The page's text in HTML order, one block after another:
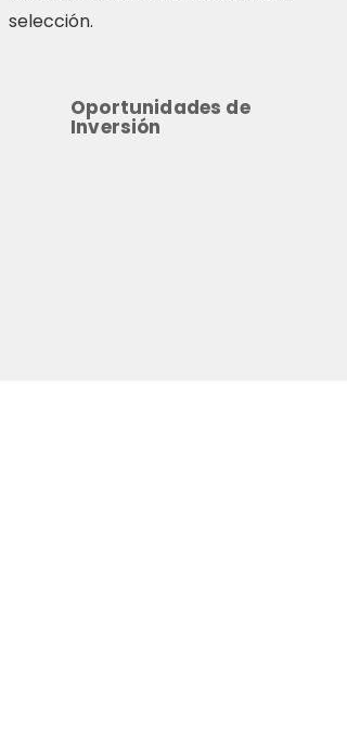
selección.
Oportunidades de
Inversión